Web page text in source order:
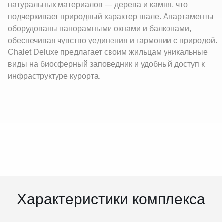
натуральных материалов — дерева и камня, что
подчеркивает природный характер шале. Апартаменты
оборудованы панорамными окнами и балконами,
обеспечивая чувство уединения и гармонии с природой.
Chalet Deluxe предлагает своим жильцам уникальные
виды на биосферный заповедник и удобный доступ к
инфраструктуре курорта.
Характеристики комплекса